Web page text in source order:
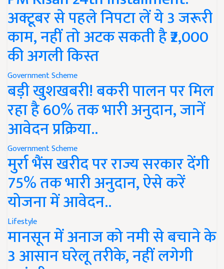
अक्टूबर से पहले निपटा लें ये 3 जरूरी
काम, नहीं तो अटक सकती है ₹2,000
की अगली किस्त
Government Scheme
बड़ी खुशखबरी! बकरी पालन पर मिल
रहा है 60% तक भारी अनुदान, जानें
आवेदन प्रक्रिया..
Government Scheme
मुर्रा भैंस खरीद पर राज्य सरकार देंगी
75% तक भारी अनुदान, ऐसे करें
योजना में आवेदन..
Lifestyle
मानसून में अनाज को नमी से बचाने के
3 आसान घरेलू तरीके, नहीं लगेगी